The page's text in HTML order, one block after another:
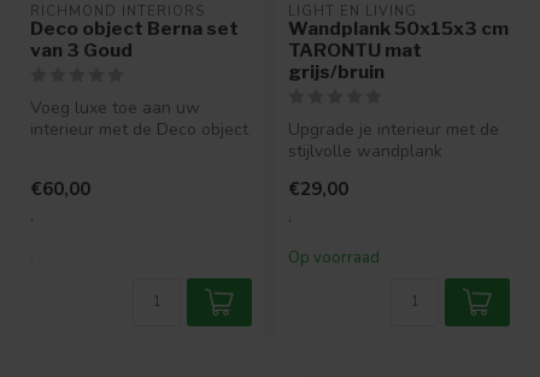
RICHMOND INTERIORS
Deco object Berna set
van 3 Goud
Voeg luxe toe aan uw
interieur met de Deco object
€60,00
.
.
LIGHT EN LIVING
Wandplank 50x15x3 cm
TARONTU mat
grijs/bruin
Upgrade je interieur met de
stijlvolle wandplank
grijs/bruine ...
€29,00
.
Op voorraad